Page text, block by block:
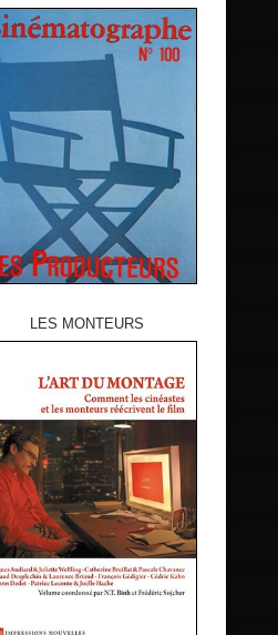
LES MONTEURS